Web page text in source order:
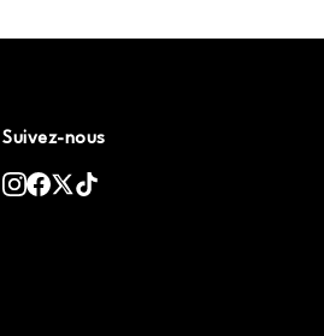
Suivez-nous